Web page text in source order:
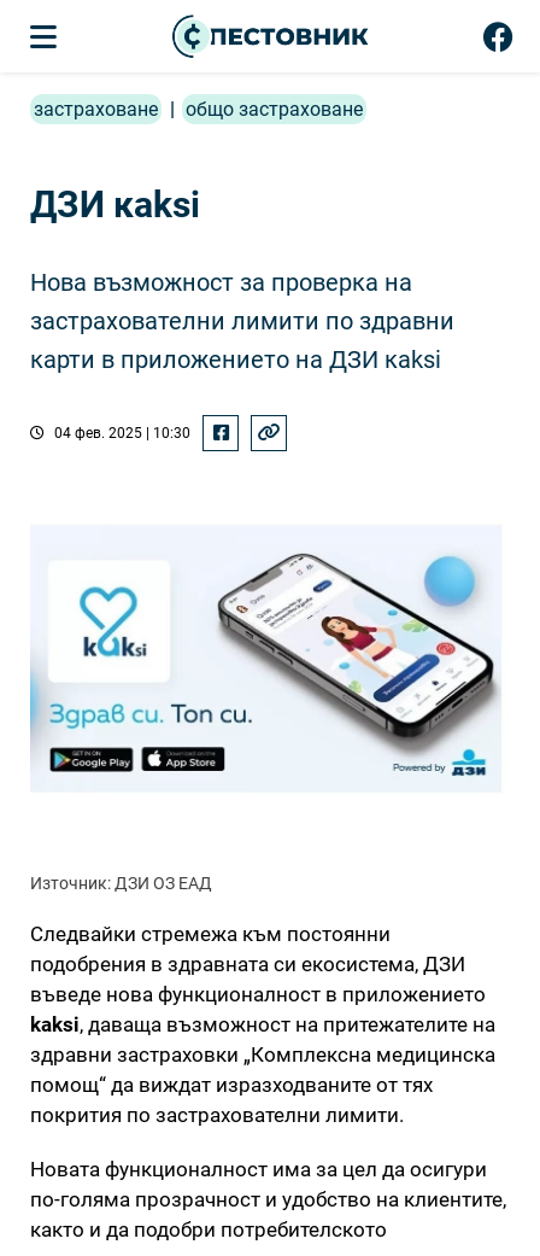
застраховане | общо застраховане
ДЗИ кaksi
Нова възможност за проверка на
застрахователни лимити по здравни
карти в приложението на ДЗИ кaksi
04 фев. 2025 | 10:30
Източник: ДЗИ ОЗ ЕАД
Следвайки стремежа към постоянни
подобрения в здравната си екосистема, ДЗИ
въведе нова функционалност в приложението
kaksi, даваща възможност на притежателите на
здравни застраховки „Комплексна медицинска
помощ“ да виждат изразходваните от тях
покрития по застрахователни лимити.
Новата функционалност има за цел да осигури
по-голяма прозрачност и удобство на клиентите,
както и да подобри потребителското